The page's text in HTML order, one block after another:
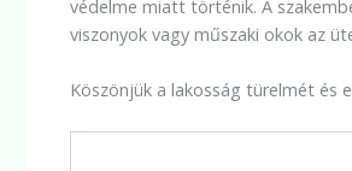
védelme miatt történik. A
viszonyok vagy műszaki okok az
Köszönjük a lakosság türelmét és